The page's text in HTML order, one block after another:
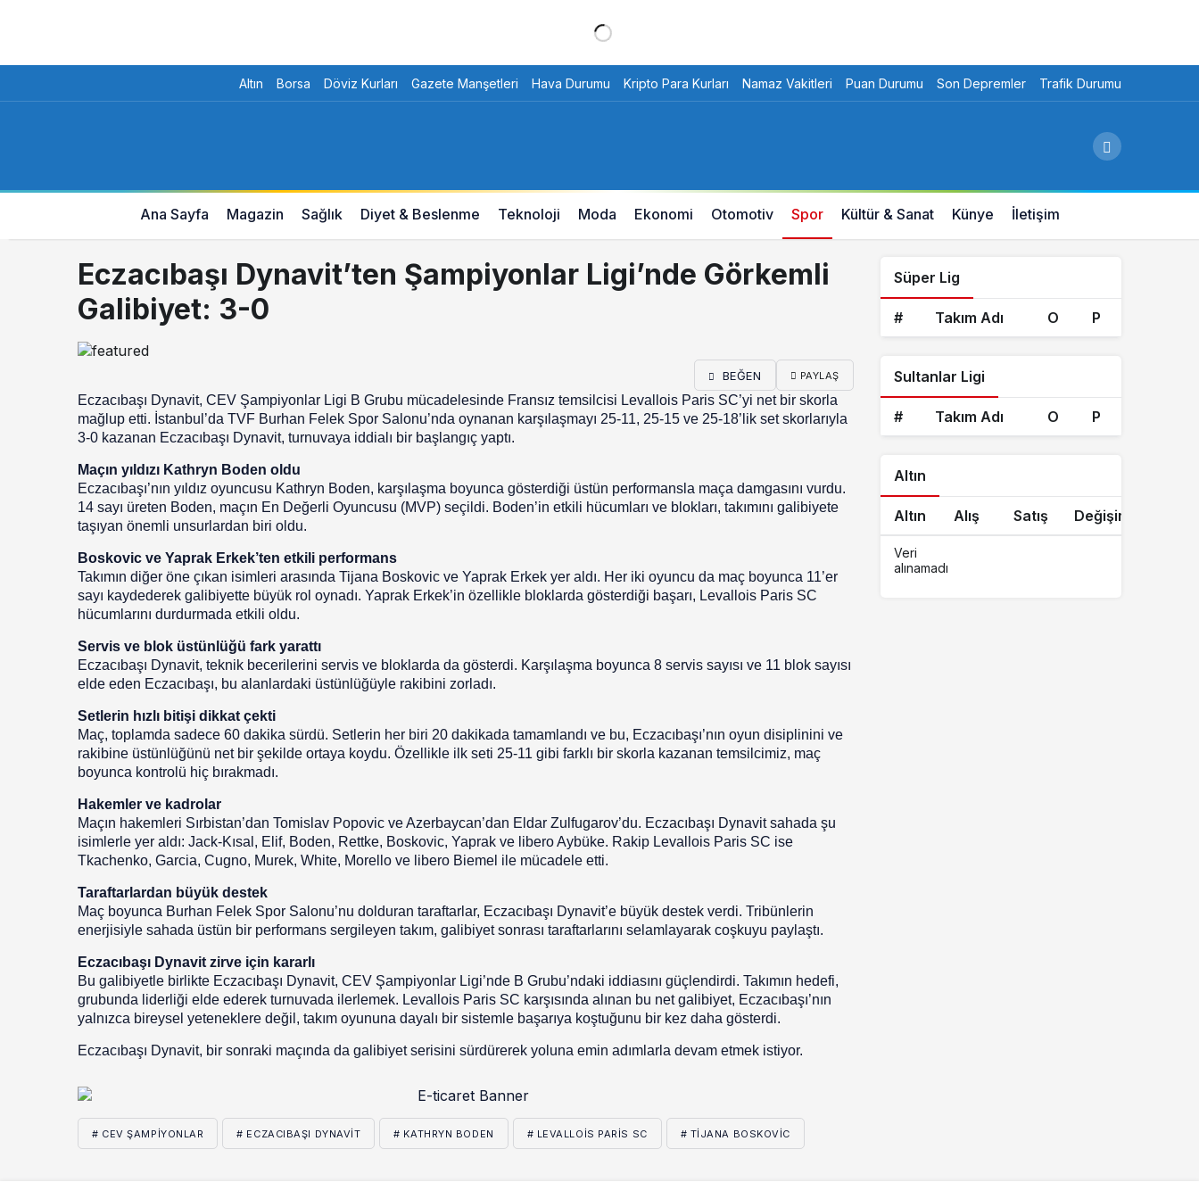
Altın Borsa Döviz Kurları Gazete Manşetleri Hava Durumu Kripto Para Kurları Namaz Vakitleri Puan Durumu Son Depremler Trafik Durumu
Ana Sayfa Magazin Sağlık Diyet & Beslenme Teknoloji Moda Ekonomi Otomotiv Spor Kültür & Sanat Künye İletişim
Eczacıbaşı Dynavit’ten Şampiyonlar Ligi’nde Görkemli
Galibiyet: 3-0
BEĞEN PAYLAŞ
Eczacıbaşı Dynavit, CEV Şampiyonlar Ligi B Grubu mücadelesinde Fransız temsilcisi Levallois Paris SC’yi net bir skorla
mağlup etti. İstanbul’da TVF Burhan Felek Spor Salonu’nda oynanan karşılaşmayı 25-11, 25-15 ve 25-18’lik set skorlarıyla
3-0 kazanan Eczacıbaşı Dynavit, turnuvaya iddialı bir başlangıç yaptı.
Maçın yıldızı Kathryn Boden oldu
Eczacıbaşı’nın yıldız oyuncusu Kathryn Boden, karşılaşma boyunca gösterdiği üstün performansla maça damgasını vurdu.
14 sayı üreten Boden, maçın En Değerli Oyuncusu (MVP) seçildi. Boden’in etkili hücumları ve blokları, takımını galibiyete
taşıyan önemli unsurlardan biri oldu.
Boskovic ve Yaprak Erkek’ten etkili performans
Takımın diğer öne çıkan isimleri arasında Tijana Boskovic ve Yaprak Erkek yer aldı. Her iki oyuncu da maç boyunca 11’er
sayı kaydederek galibiyette büyük rol oynadı. Yaprak Erkek’in özellikle bloklarda gösterdiği başarı, Levallois Paris SC
hücumlarını durdurmada etkili oldu.
Servis ve blok üstünlüğü fark yarattı
Eczacıbaşı Dynavit, teknik becerilerini servis ve bloklarda da gösterdi. Karşılaşma boyunca 8 servis sayısı ve 11 blok sayısı
elde eden Eczacıbaşı, bu alanlardaki üstünlüğüyle rakibini zorladı.
Setlerin hızlı bitişi dikkat çekti
Maç, toplamda sadece 60 dakika sürdü. Setlerin her biri 20 dakikada tamamlandı ve bu, Eczacıbaşı’nın oyun disiplinini ve
rakibine üstünlüğünü net bir şekilde ortaya koydu. Özellikle ilk seti 25-11 gibi farklı bir skorla kazanan temsilcimiz, maç
boyunca kontrolü hiç bırakmadı.
Hakemler ve kadrolar
Maçın hakemleri Sırbistan’dan Tomislav Popovic ve Azerbaycan’dan Eldar Zulfugarov’du. Eczacıbaşı Dynavit sahada şu
isimlerle yer aldı: Jack-Kısal, Elif, Boden, Rettke, Boskovic, Yaprak ve libero Aybüke. Rakip Levallois Paris SC ise
Tkachenko, Garcia, Cugno, Murek, White, Morello ve libero Biemel ile mücadele etti.
Taraftarlardan büyük destek
Maç boyunca Burhan Felek Spor Salonu’nu dolduran taraftarlar, Eczacıbaşı Dynavit’e büyük destek verdi. Tribünlerin
enerjisiyle sahada üstün bir performans sergileyen takım, galibiyet sonrası taraftarlarını selamlayarak coşkuyu paylaştı.
Eczacıbaşı Dynavit zirve için kararlı
Bu galibiyetle birlikte Eczacıbaşı Dynavit, CEV Şampiyonlar Ligi’nde B Grubu’ndaki iddiasını güçlendirdi. Takımın hedefi,
grubunda liderliği elde ederek turnuvada ilerlemek. Levallois Paris SC karşısında alınan bu net galibiyet, Eczacıbaşı’nın
yalnızca bireysel yeteneklere değil, takım oyununa dayalı bir sistemle başarıya koştuğunu bir kez daha gösterdi.
Eczacıbaşı Dynavit, bir sonraki maçında da galibiyet serisini sürdürerek yoluna emin adımlarla devam etmek istiyor.
# CEV ŞAMPIYONLAR # ECZACIBAŞI DYNAVIT # KATHRYN BODEN # LEVALLOIS PARIS SC # TIJANA BOSKOVIC
Süper Lig
# Takım Adı O P
Sultanlar Ligi
# Takım Adı O P
Altın
Altın Alış Satış Değişim
Veri
alınamadı